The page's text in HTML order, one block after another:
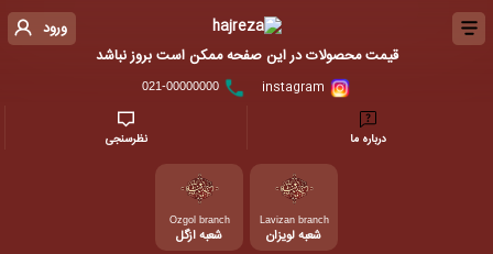
ورود
قیمت محصولات در این صفحه ممکن است بروز نباشد
021-00000000
درباره ما نظرسنجی
Lavizan branch
شعبه لویزان
Ozgol branch
شعبه ازگل